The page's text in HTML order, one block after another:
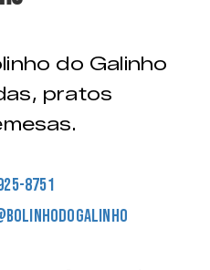
do Galinho
pratos
8751